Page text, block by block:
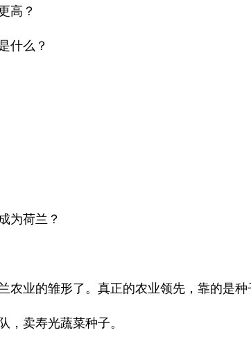
高？
什么？
为荷兰？
农业的雏形了。真正的农业领先，靠的是种
，卖寿光蔬菜种子。